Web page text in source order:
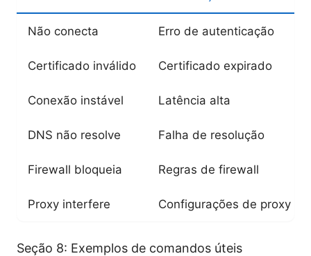
Não conecta Erro de autenticação
Certificado inválido Certificado expirado
Conexão instável Latência alta
DNS não resolve Falha de resolução
Firewall bloqueia Regras de firewall
Proxy interfere Configurações de proxy
Seção 8: Exemplos de comandos úteis